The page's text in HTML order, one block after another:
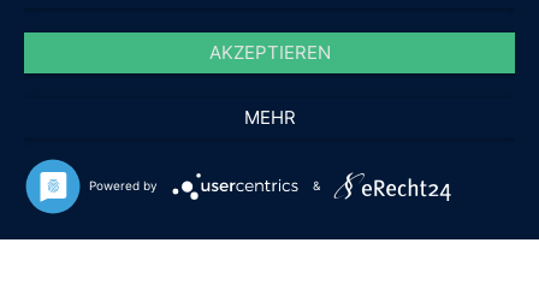
Willkommen auf meiner neuen
Webseite
Copyright:
AKZEPTIEREN
MEHR
Powered by &